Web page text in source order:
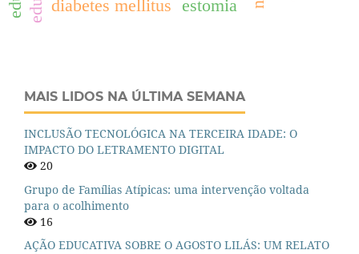
diabetes mellitus estomia
MAIS LIDOS NA ÚLTIMA SEMANA
INCLUSÃO TECNOLÓGICA NA TERCEIRA IDADE: O
IMPACTO DO LETRAMENTO DIGITAL
20
Grupo de Famílias Atípicas: uma intervenção voltada
para o acolhimento
16
AÇÃO EDUCATIVA SOBRE O AGOSTO LILÁS: UM RELATO